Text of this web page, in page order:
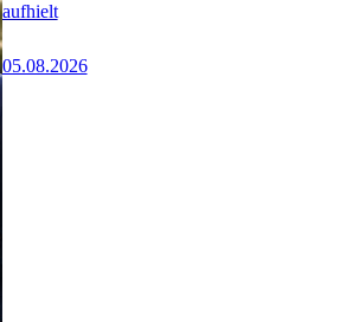
aufhielt
05.08.2026